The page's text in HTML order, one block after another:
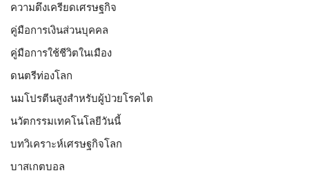
ความตึงเครียดเศรษฐกิจ
คู่มือการเงินส่วนบุคคล
คู่มือการใช้ชีวิตในเมือง
ดนตรีท่องโลก
นมโปรตีนสูงสำหรับผู้ป่วยโรคไต
นวัตกรรมเทคโนโลยีวันนี้
บทวิเคราะห์เศรษฐกิจโลก
บาสเกตบอล